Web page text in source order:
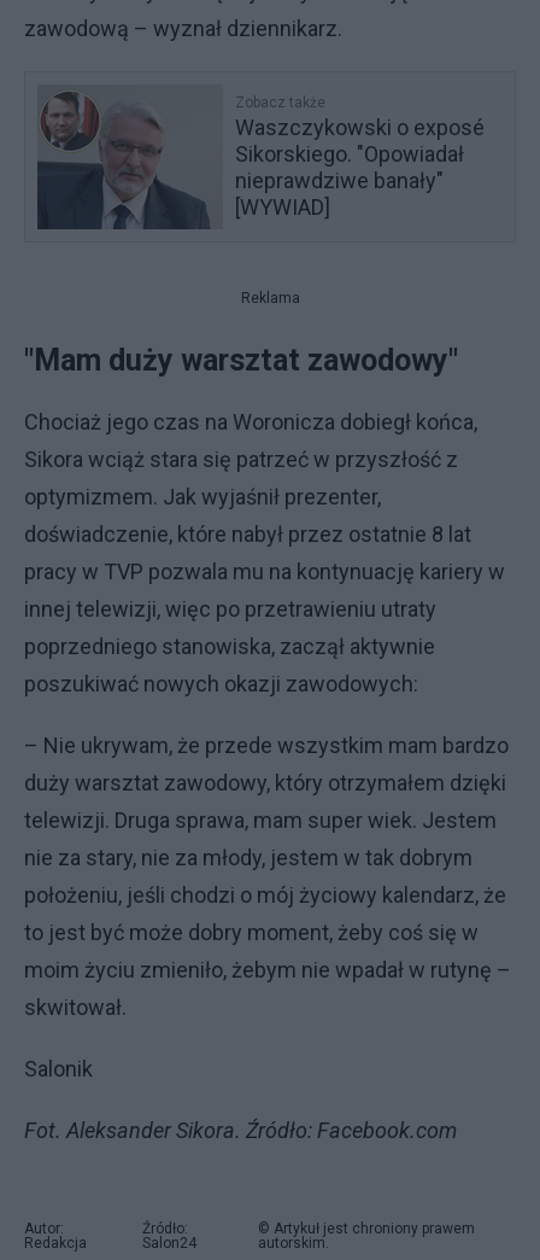
zawodową – wyznał dziennikarz.
Zobacz także
Waszczykowski o exposé
Sikorskiego. "Opowiadał
nieprawdziwe banały"
[WYWIAD]
Reklama
"Mam duży warsztat zawodowy"
Chociaż jego czas na Woronicza dobiegł końca,
Sikora wciąż stara się patrzeć w przyszłość z
optymizmem. Jak wyjaśnił prezenter,
doświadczenie, które nabył przez ostatnie 8 lat
pracy w TVP pozwala mu na kontynuację kariery w
innej telewizji, więc po przetrawieniu utraty
poprzedniego stanowiska, zaczął aktywnie
poszukiwać nowych okazji zawodowych:
– Nie ukrywam, że przede wszystkim mam bardzo
duży warsztat zawodowy, który otrzymałem dzięki
telewizji. Druga sprawa, mam super wiek. Jestem
nie za stary, nie za młody, jestem w tak dobrym
położeniu, jeśli chodzi o mój życiowy kalendarz, że
to jest być może dobry moment, żeby coś się w
moim życiu zmieniło, żebym nie wpadał w rutynę –
skwitował.
Salonik
Fot. Aleksander Sikora. Źródło: Facebook.com
Autor:
Redakcja
Źródło:
Salon24
© Artykuł jest chroniony prawem
autorskim.